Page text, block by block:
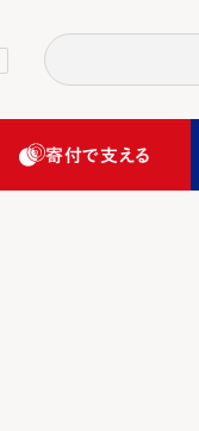
寄付で支える